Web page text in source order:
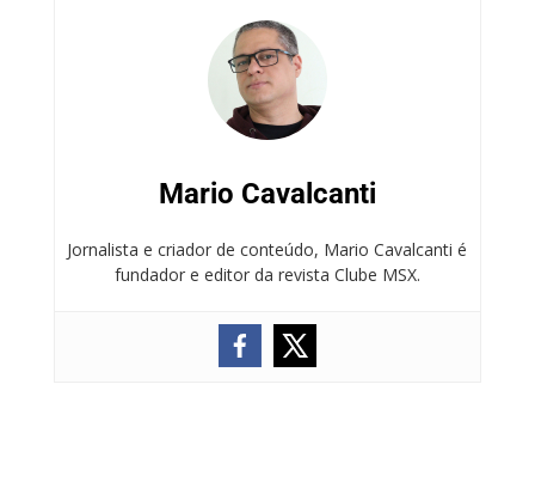
Mario Cavalcanti
Jornalista e criador de conteúdo, Mario Cavalcanti é
fundador e editor da revista Clube MSX.